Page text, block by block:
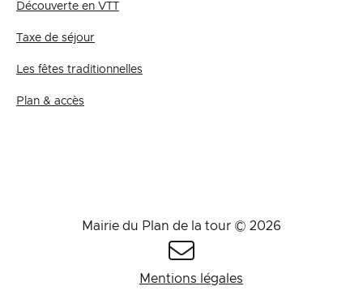
Découverte en VTT
Taxe de séjour
Les fêtes traditionnelles
Plan & accès
Mairie du Plan de la tour © 2026
Mentions légales